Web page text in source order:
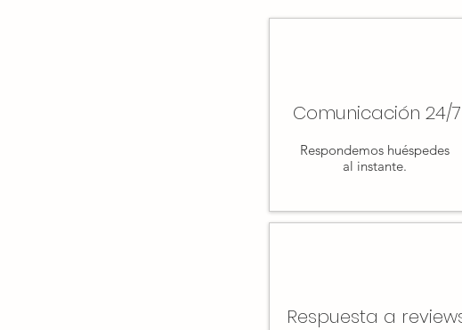
Comunicación 24/7
Respondemos huéspedes
al instante.
Respuesta a